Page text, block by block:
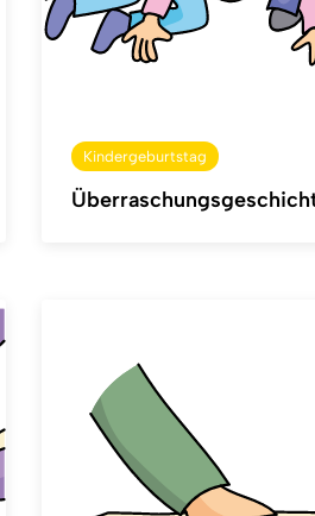
Kindergeburtstag